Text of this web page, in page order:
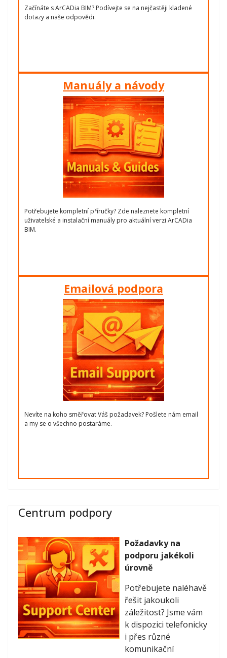
Začínáte s ArCADia BIM? Podívejte se na nejčastěji kladené
dotazy a naše odpovědi.
Manuály a návody
Potřebujete kompletní příručky? Zde naleznete kompletní
uživatelské a instalační manuály pro aktuální verzi ArCADia
BIM.
Emailová podpora
Nevíte na koho směřovat Váš požadavek? Pošlete nám email
a my se o všechno postaráme.
Centrum podpory
Požadavky na
podporu jakékoli
úrovně
Potřebujete naléhavě
řešit jakoukoli
záležitost? Jsme vám
k dispozici telefonicky
i přes různé
komunikační